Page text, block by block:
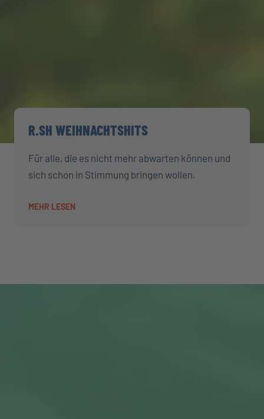
R.SH WEIHNACHTSHITS
Für alle, die es nicht mehr abwarten können und
sich schon in Stimmung bringen wollen.
MEHR LESEN